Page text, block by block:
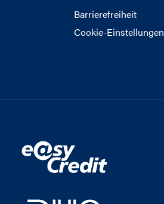
Barrierefreiheit
Cookie-Einstellungen